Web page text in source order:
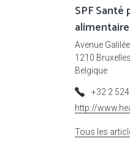
SPF Santé
Avenue
1210 Bruxelles
Belgique
+32 2
http://
Tous les